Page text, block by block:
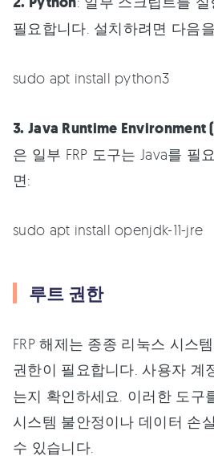
필요합니다. 설치하려면 다음
sudo apt install python3
3. Java Runtime Environment
은 일부 FRP 도구는 Java를 필
면:
sudo apt install openjdk-11-jre
루트 권한
FRP 해제는 종종 리눅스 시스
권한이 필요합니다. 사용자 계
는지 확인하세요. 이러한 도구
시스템 불안정이나 데이터 손
수 있습니다.